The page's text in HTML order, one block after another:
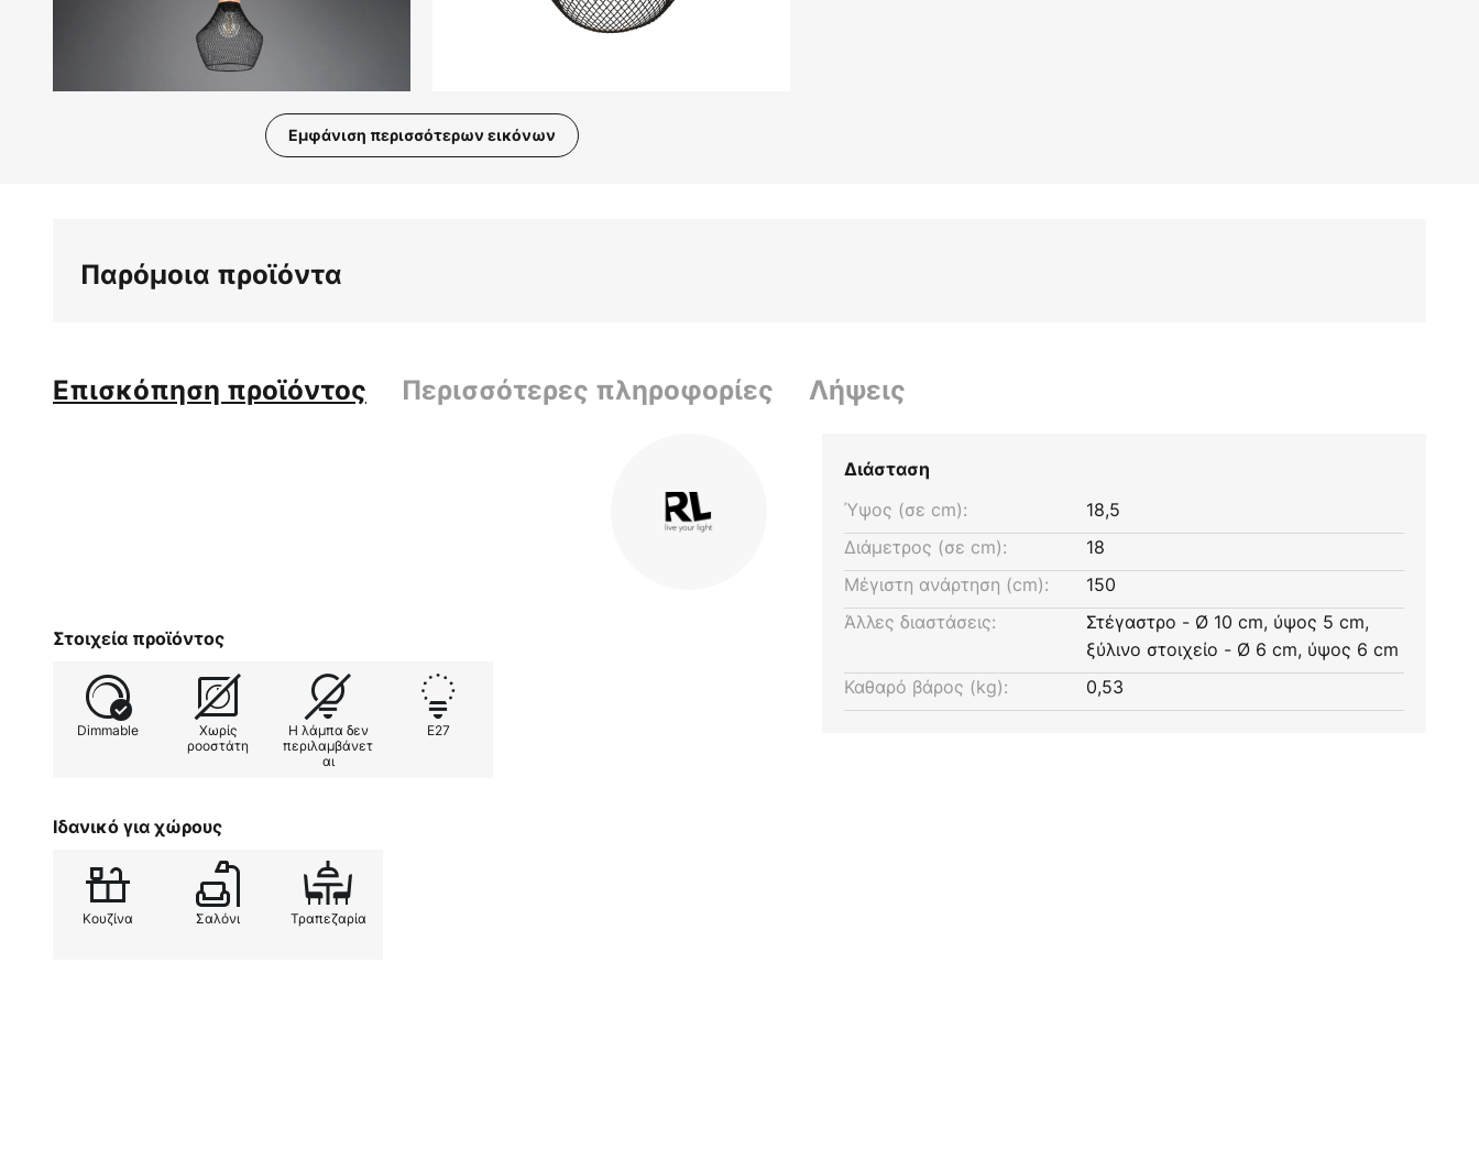
Εμφάνιση περισσότερων εικόνων
συλλογής
Παρόμοια προϊόντα
Επισκόπηση προϊόντος Περισσότερες πληροφορίες Λήψεις
Στοιχεία προϊόντος
Dimmable
Χωρίς
ροοστάτη
Η λάμπα δεν
περιλαμβάνετ
αι
E27
Ιδανικό για χώρους
Κουζίνα Σαλόνι Τραπεζαρία
Διάσταση
Ύψος (σε cm):
18,5
Διάμετρος (σε cm):
18
Μέγιστη ανάρτηση (cm):
150
Άλλες διαστάσεις:
Στέγαστρο - Ø 10 cm, ύψος 5 cm,
ξύλινο στοιχείο - Ø 6 cm, ύψος 6 cm
Καθαρό βάρος (kg):
0,53